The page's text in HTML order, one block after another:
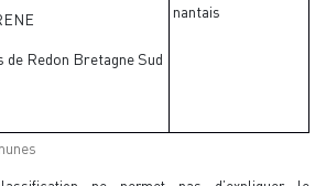
de Redon Bretagne Sud
nantais